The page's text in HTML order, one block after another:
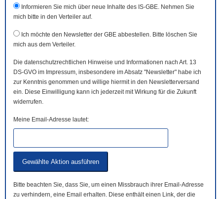
Informieren Sie mich über neue Inhalte des IS-GBE. Nehmen Sie
mich bitte in den Verteiler auf.
Ich möchte den Newsletter der GBE abbestellen. Bitte löschen Sie
mich aus dem Verteiler.
Die datenschutzrechtlichen Hinweise und Informationen nach Art. 13
DS-GVO im Impressum, insbesondere im Absatz "Newsletter" habe ich
zur Kenntnis genommen und willige hiermit in den Newsletterversand
ein. Diese Einwilligung kann ich jederzeit mit Wirkung für die Zukunft
widerrufen.
Meine Email-Adresse lautet:
Bitte beachten Sie, dass Sie, um einen Missbrauch ihrer Email-Adresse
zu verhindern, eine Email erhalten. Diese enthält einen Link, der die